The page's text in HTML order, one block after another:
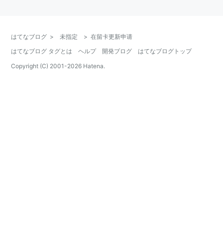
はてなブログ > 未指定 > 在留卡更新申请
はてなブログ タグとは
ヘルプ 開発ブログ
はてなブログトップ
Copyright (C) 2001-2026 Hatena.